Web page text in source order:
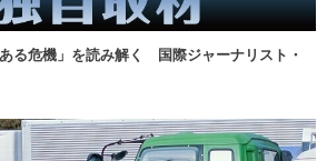
ある危機」を読み解く 国際ジャーナリスト・